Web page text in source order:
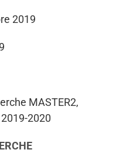
2019
MASTER2,
2019-2020